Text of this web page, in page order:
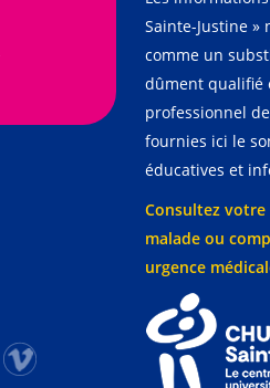
Sainte-Justine »
comme un
dûment qualifié
professionnel
fournies ici le
éducatives et
Consultez
malade ou
urgence